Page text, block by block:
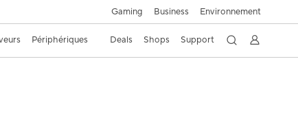
Gaming Business Environnement
Périphériques Deals Shops Support